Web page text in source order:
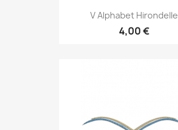
V Alphabet Hirondelle
4,00 €